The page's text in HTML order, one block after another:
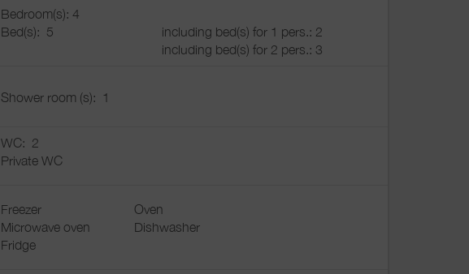
Bedroom(s): 4
Bed(s): 5
including bed(s) for 1 pers.: 2
including bed(s) for 2 pers.: 3
Shower room (s): 1
WC: 2
Private WC
Freezer
Oven
Microwave oven
Dishwasher
Fridge